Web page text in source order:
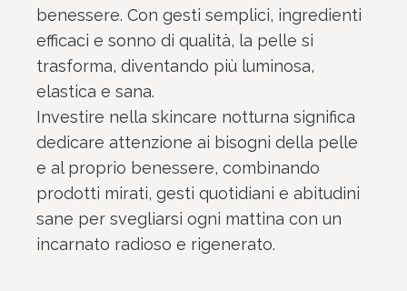
benessere. Con gesti semplici, ingredienti
efficaci e sonno di qualità, la pelle si
trasforma, diventando più luminosa,
elastica e sana.
Investire nella skincare notturna significa
dedicare attenzione ai bisogni della pelle
e al proprio benessere, combinando
prodotti mirati, gesti quotidiani e abitudini
sane per svegliarsi ogni mattina con un
incarnato radioso e rigenerato.